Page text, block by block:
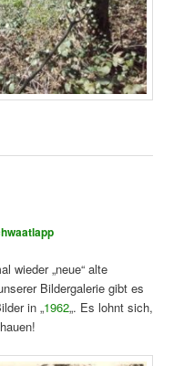
wieder „neue“ alte
Bildergalerie gibt es
in „1962„. Es lohnt sich,